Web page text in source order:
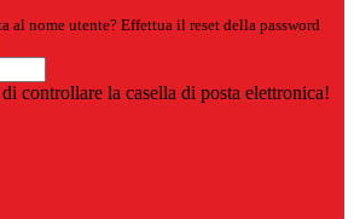
al nome utente? Effettua il reset della password
controllare la casella di posta elettronica!